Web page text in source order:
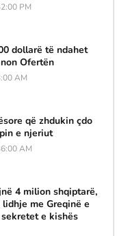
PM
dollarë të ndahet
Ofertën
AM
që zhdukin çdo
e njeriut
AM
4 milion shqiptarë,
me Greqinë e
e kishës